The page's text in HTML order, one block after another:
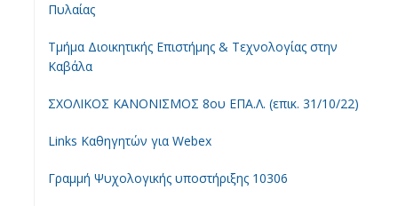
Πυλαίας
Τμήμα Διοικητικής Επιστήμης & Τεχνολογίας στην
Καβάλα
ΣΧΟΛΙΚΟΣ ΚΑΝΟΝΙΣΜΟΣ 8ου ΕΠΑ.Λ. (επικ. 31/10/22)
Links Καθηγητών για Webex
Γραμμή Ψυχολογικής υποστήριξης 10306